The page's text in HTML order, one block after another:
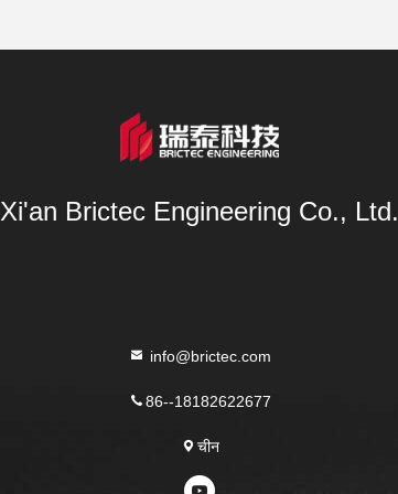
Xi'an Brictec Engineering Co., Ltd.
info@brictec.com
86--18182622677
चीन